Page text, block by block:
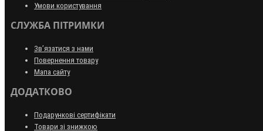
Умови користування
СЛУЖБА ПІТРИМКИ
Зв’язатися з нами
Повернення товару
Мапа сайту
ДОДАТКОВО
Подарункові сертифікати
Товари зі знижкою